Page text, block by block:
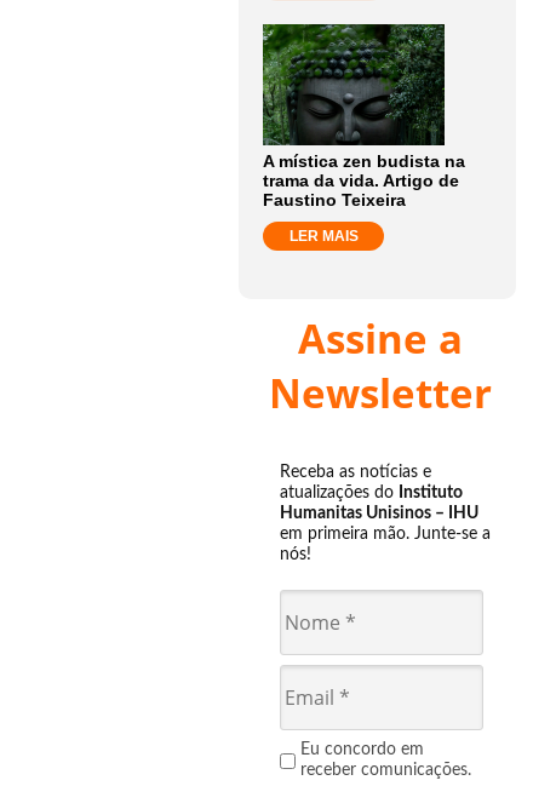
A mística zen budista na
trama da vida. Artigo de
Faustino Teixeira
LER MAIS
Assine a
Newsletter
Receba as notícias e
atualizações do Instituto
Humanitas Unisinos – IHU
em primeira mão. Junte-se a
nós!
Eu concordo em
receber comunicações.